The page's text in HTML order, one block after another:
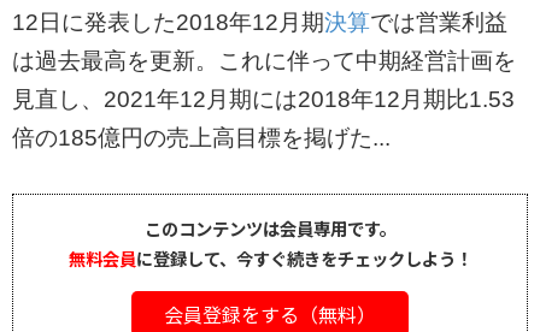
12日に発表した2018年12月期決算では営業利益
は過去最高を更新。これに伴って中期経営計画を
見直し、2021年12月期には2018年12月期比1.53
倍の185億円の売上高目標を掲げた...
このコンテンツは会員専用です。
無料会員に登録して、今すぐ続きをチェックしよう！
会員登録をする（無料）